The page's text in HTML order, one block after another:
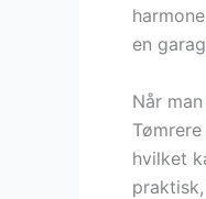
en
Når
hvilket